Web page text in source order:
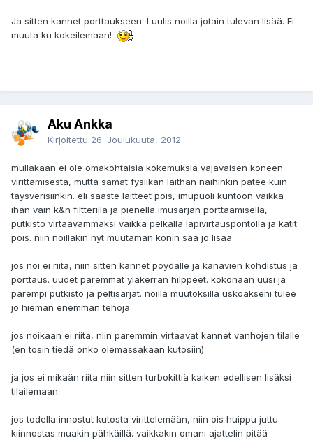
Ja sitten kannet porttaukseen. Luulis noilla jotain tulevan lisää. Ei
muuta ku kokeilemaan!
Aku Ankka
Kirjoitettu 26. Joulukuuta, 2012
mullakaan ei ole omakohtaisia kokemuksia vajavaisen koneen
virittämisestä, mutta samat fysiikan laithan näihinkin pätee kuin
täysverisiinkin. eli saaste laitteet pois, imupuoli kuntoon vaikka
ihan vain k&n filtterillä ja pienellä imusarjan porttaamisella,
putkisto virtaavammaksi vaikka pelkällä läpivirtauspöntöllä ja katit
pois. niin noillakin nyt muutaman konin saa jo lisää.
jos noi ei riitä, niin sitten kannet pöydälle ja kanavien kohdistus ja
porttaus. uudet paremmat yläkerran hilppeet. kokonaan uusi ja
parempi putkisto ja peltisarjat. noilla muutoksilla uskoakseni tulee
jo hieman enemmän tehoja.
jos noikaan ei riitä, niin paremmin virtaavat kannet vanhojen tilalle
(en tosin tiedä onko olemassakaan kutosiin)
ja jos ei mikään riitä niin sitten turbokittiä kaiken edellisen lisäksi
tilailemaan.
jos todella innostut kutosta virittelemään, niin ois huippu juttu.
kiinnostas muakin pähkäillä. vaikkakin omani ajattelin pitää